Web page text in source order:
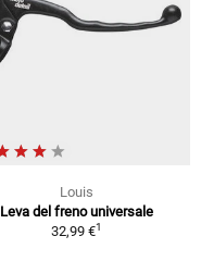
Louis
Leva del freno universale
32,99 €1